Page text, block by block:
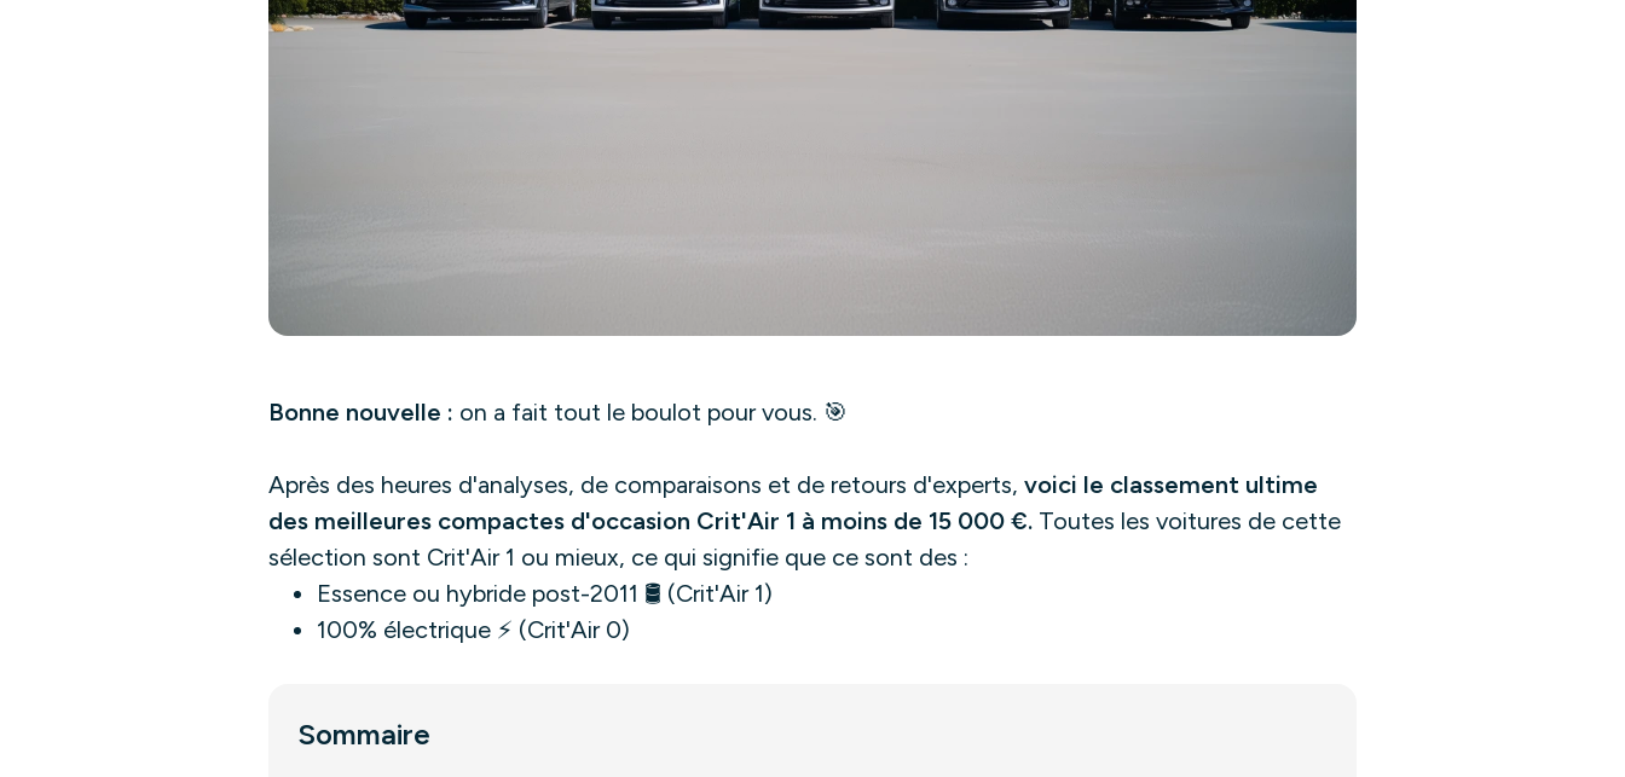
Bonne nouvelle : on a fait tout le boulot pour vous. 🎯
Après des heures d'analyses, de comparaisons et de retours d'experts, voici le classement ultime
des meilleures compactes d'occasion Crit'Air 1 à moins de 15 000 €. Toutes les voitures de cette
sélection sont Crit'Air 1 ou mieux, ce qui signifie que ce sont des :
Essence ou hybride post-2011 🛢️ (Crit'Air 1)
100% électrique ⚡ (Crit'Air 0)
Sommaire